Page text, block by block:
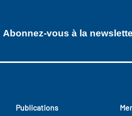
Abonnez-vous à la
Publications